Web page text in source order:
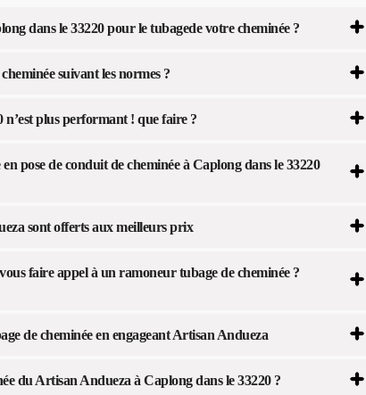
dans le 33220 pour le tubagede votre cheminée ?
suivant les normes ?
plus performant ! que faire ?
pose de conduit de cheminée à Caplong dans le 33220
sont offerts aux meilleurs prix
faire appel à un ramoneur tubage de cheminée ?
de cheminée en engageant Artisan Andueza
du Artisan Andueza à Caplong dans le 33220 ?